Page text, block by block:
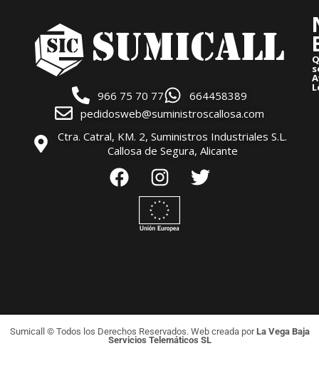
966 75 70 77
664458389
pedidosweb@suministroscallosa.com
Ctra. Catral, KM. 2, Suministros Industriales S.L.
Callosa de Segura, Alicante
Sumicall © Todos los Derechos Reservados. Web creada porLa Vega Baja
Servicios Telemáticos SL